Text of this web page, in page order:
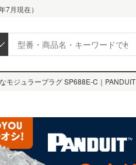
月現在）
モジュラープラグ SP688E-C｜PANDUIT